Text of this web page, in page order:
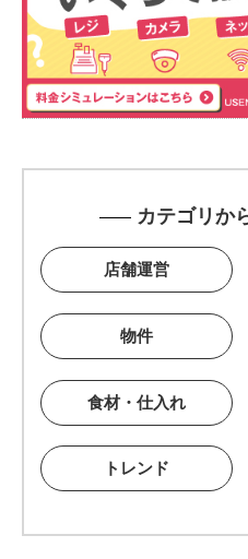
カテゴリか
店舗運営
物件
食材・仕入れ
トレンド